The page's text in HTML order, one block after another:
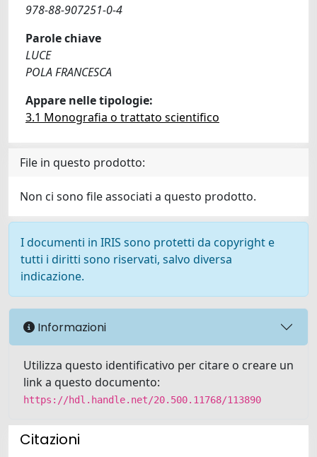
978-88-907251-0-4
Parole chiave
LUCE
POLA FRANCESCA
Appare nelle tipologie:
3.1 Monografia o trattato scientifico
File in questo prodotto:
Non ci sono file associati a questo prodotto.
I documenti in IRIS sono protetti da copyright e
tutti i diritti sono riservati, salvo diversa
indicazione.
Informazioni
Utilizza questo identificativo per citare o creare un
link a questo documento:
https://hdl.handle.net/20.500.11768/113890
Citazioni